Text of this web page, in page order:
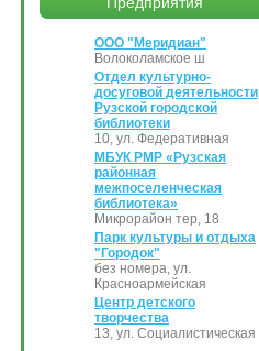
ООО "Меридиан"
Волоколамское ш
Отдел культурно-
досуговой деятельности
Рузской городской
библиотеки
10, ул. Федеративная
МБУК РМР «Рузская
районная
межпоселенческая
библиотека»
Микрорайон тер, 18
Парк культуры и отдыха
"Городок"
без номера, ул.
Красноармейская
Центр детского
творчества
13, ул. Социалистическая